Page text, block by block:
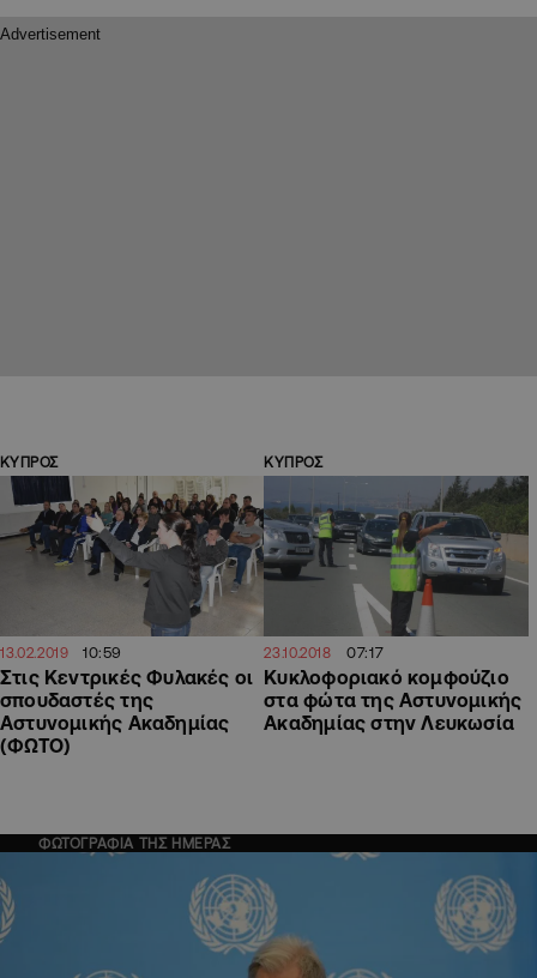
ΚΥΠΡΟΣ
13.02.2019 10:59
Στις Κεντρικές Φυλακές οι
σπουδαστές της
Αστυνομικής Ακαδημίας
(ΦΩΤΟ)
ΚΥΠΡΟΣ
23.10.2018 07:17
Κυκλοφοριακό κομφούζιο
στα φώτα της Αστυνομικής
Ακαδημίας στην Λευκωσία
ΦΩΤΟΓΡΑΦΙΑ ΤΗΣ ΗΜΕΡΑΣ